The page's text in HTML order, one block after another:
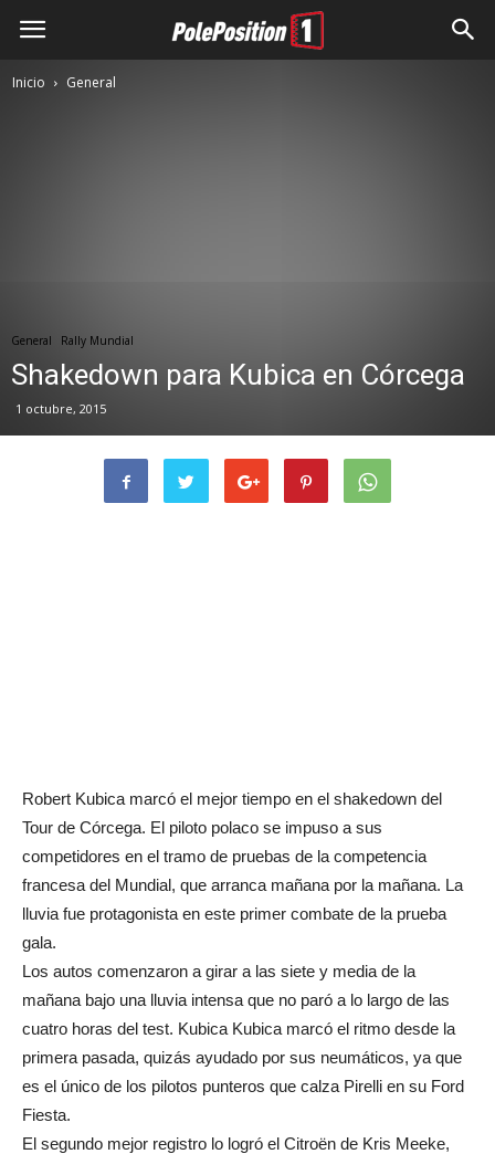
Inicio General
General Rally Mundial
Shakedown para Kubica en Córcega
1 octubre, 2015
Robert Kubica marcó el mejor tiempo en el shakedown del
Tour de Córcega. El piloto polaco se impuso a sus
competidores en el tramo de pruebas de la competencia
francesa del Mundial, que arranca mañana por la mañana. La
lluvia fue protagonista en este primer combate de la prueba
gala.
Los autos comenzaron a girar a las siete y media de la
mañana bajo una lluvia intensa que no paró a lo largo de las
cuatro horas del test. Kubica Kubica marcó el ritmo desde la
primera pasada, quizás ayudado por sus neumáticos, ya que
es el único de los pilotos punteros que calza Pirelli en su Ford
Fiesta.
El segundo mejor registro lo logró el Citroën de Kris Meeke,